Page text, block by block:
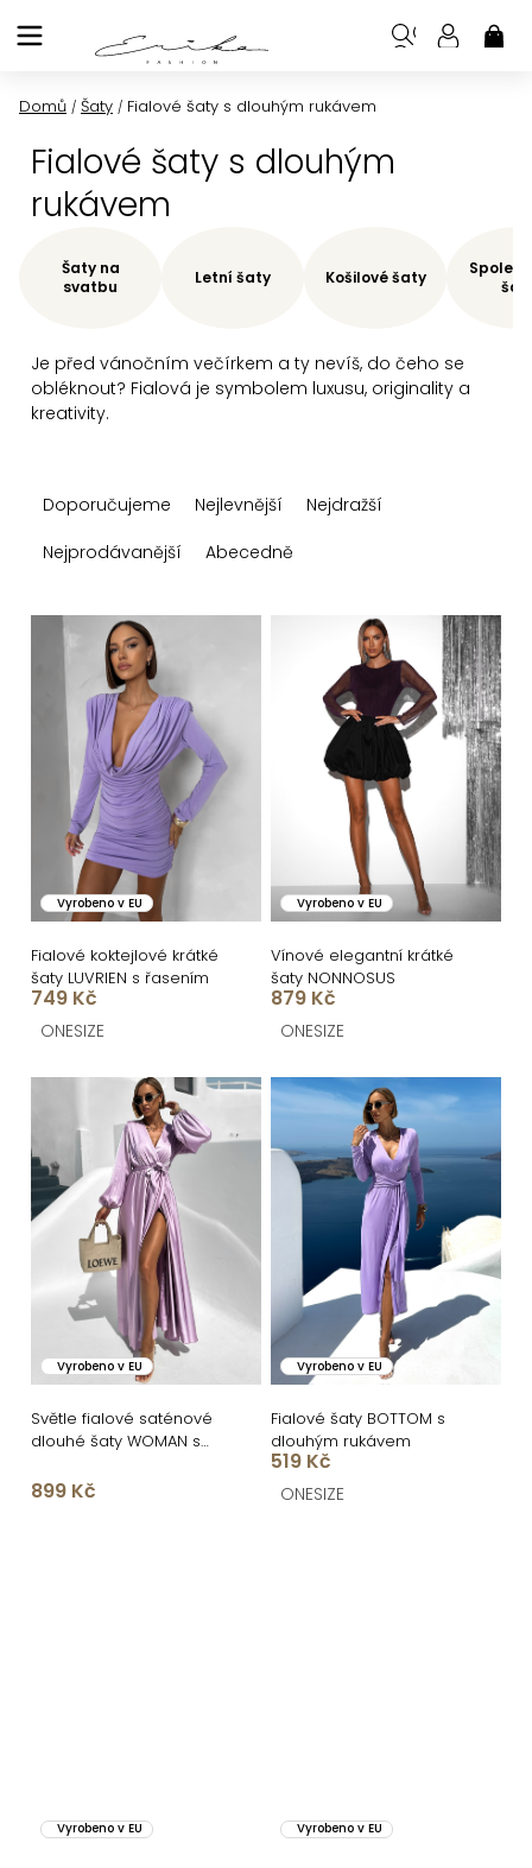
na
Domů / Šaty / Fialové šaty s dlouhým rukávem
Fialové šaty s dlouhým
rukávem
Je před vánočním večírkem a ty nevíš, do čeho se
obléknout? Fialová je symbolem luxusu, originality a
kreativity.
Šaty na
svatbu
Letní šaty Košilové šaty
a
n
k
t
ů
Doporučujeme Nejlevnější
Nejdražší
Nejprodávanější
Abecedně
o
d
u
k
ů
Vyrobeno v EU
Fialové koktejlové krátké
šaty LUVRIEN s řasením
749 Kč
ONESIZE
Vyrobeno v EU
Vínové elegantní krátké
šaty NONNOSUS
879 Kč
ONESIZE
Vyrobeno v EU
Světle fialové saténové
dlouhé šaty WOMAN s
899 Kč
Vyrobeno v EU
Fialové šaty BOTTOM s
dlouhým rukávem
519 Kč
ONESIZE
Vyrobeno v EU Vyrobeno v EU